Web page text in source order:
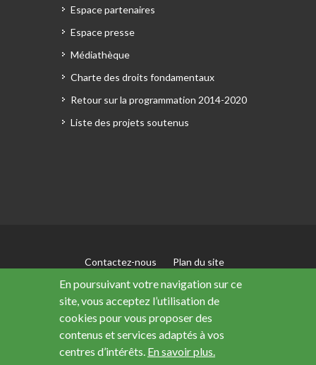
En poursuivant votre navigation sur ce
site, vous acceptez l’utilisation de
cookies pour vous proposer des
contenus et services adaptés à vos
centres d’intérêts. En savoir plus.
Espace partenaires
Espace presse
Médiathèque
Charte des droits fondamentaux
Retour sur la programmation 2014-2020
Liste des projets soutenus
Contactez-nous
Plan du site
Mentions légales
Accessibilité : non conforme
Données personnelles
Ce site a été financé avec le soutien de l’Union